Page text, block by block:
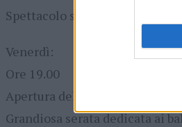
Spettacolo serale con fuoco e
Venerdì:
Ore 19.00
Apertura del villaggio, delle
Grandiosa serata dedicata ai